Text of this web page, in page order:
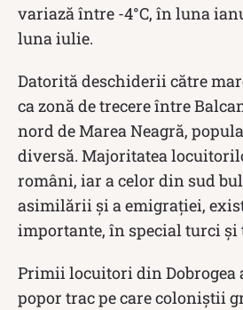
variază între -4°C, în luna
luna iulie.
Datorită deschiderii către
ca zonă de trecere între
nord de Marea Neagră,
diversă. Majoritatea
români, iar a celor din sud
asimilării și a emigrației,
importante, în special turci și
Primii locuitori din Dobrogea
popor trac pe care coloniștii